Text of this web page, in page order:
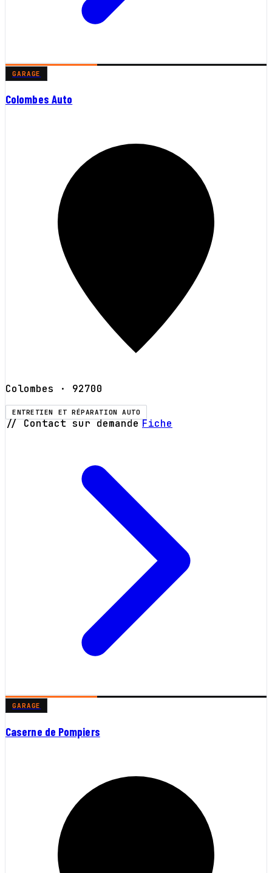
GARAGE
Colombes Auto
Colombes · 92700
ENTRETIEN ET RÉPARATION AUTO
// Contact sur demande Fiche
GARAGE
Caserne de Pompiers